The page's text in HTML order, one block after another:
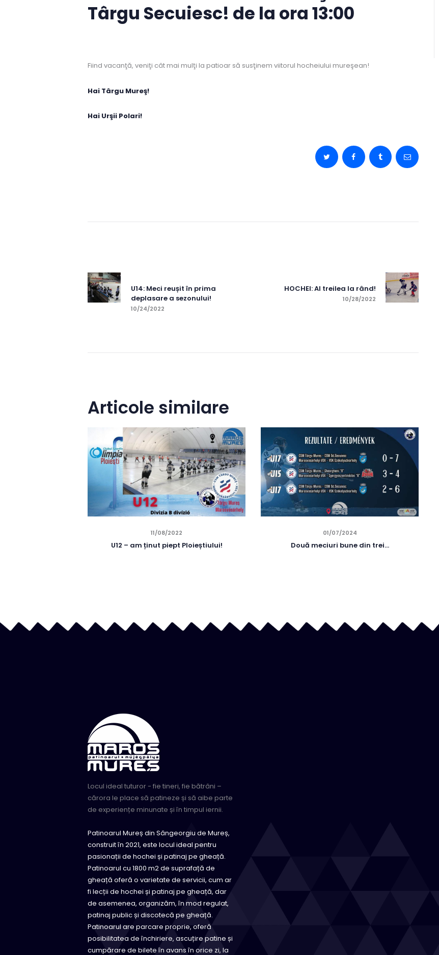
Târgu Secuiesc! de la ora 13:00
Fiind vacanţă, veniţi cât mai mulţi la patioar să susţinem viitorul hocheiului mureşean!
Hai Târgu Mureş!
Hai Urşii Polari!
Navigare
în
articole
U14: Meci reușit în prima
deplasare a sezonului!
10/24/2022
HOCHEI: Al treilea la rând!
10/28/2022
Articole similare
11/08/2022
U12 – am ținut piept Ploieștiului!
01/07/2024
Două meciuri bune din trei…
Locul ideal tuturor - fie tineri, fie bătrâni –
cărora le place să patineze și să aibe parte
de experiențe minunate și în timpul iernii.
Patinoarul Mureș din Sângeorgiu de Mureș,
construit în 2021, este locul ideal pentru
pasionații de hochei și patinaj pe gheață.
Patinoarul cu 1800 m2 de suprafață de
gheață oferă o varietate de servicii, cum ar
fi lecții de hochei și patinaj pe gheață, dar
de asemenea, organizăm, în mod regulat,
patinaj public și discotecă pe gheață.
Patinoarul are parcare proprie, oferă
posibilitatea de închiriere, ascuțire patine și
cumpărare de bilete în avans în orice zi, la